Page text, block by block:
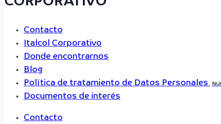
Contacto
Italcol Corporativo
Donde encontrarnos
Blog
Política de tratamiento de Datos Personales
Documentos de interés
Contacto